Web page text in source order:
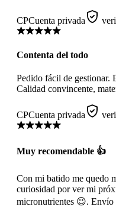
CPCuenta privada
Contenta del todo
Pedido fácil de gestionar.
Calidad convincente,
CPCuenta privada
Muy recomendable 👍
Con mi batido me quedo
curiosidad por ver mi
micronutrientes 😉.